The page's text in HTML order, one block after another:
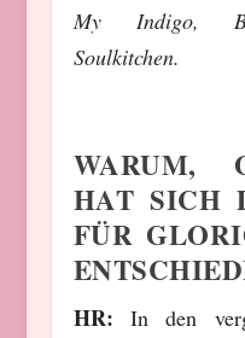
My Indigo,
Soulkitchen.
WARUM,
HAT SICH
FÜR
HR: In den